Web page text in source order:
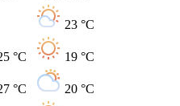
23 °C
°C
19 °C
°C
20 °C